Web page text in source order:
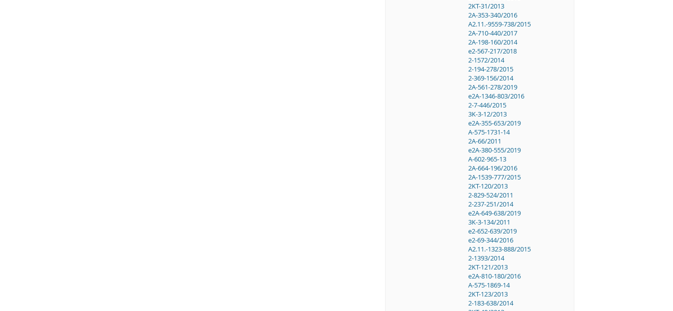
2KT-31/2013
2A-353-340/2016
A2.11.-9559-738/2015
2A-710-440/2017
2A-198-160/2014
e2-567-217/2018
2-1572/2014
2-194-278/2015
2-369-156/2014
2A-561-278/2019
e2A-1346-803/2016
2-7-446/2015
3K-3-12/2013
e2A-355-653/2019
A-575-1731-14
2A-66/2011
e2A-380-555/2019
A-602-965-13
2A-664-196/2016
2A-1539-777/2015
2KT-120/2013
2-829-524/2011
2-237-251/2014
e2A-649-638/2019
3K-3-134/2011
e2-652-639/2019
e2-69-344/2016
A2.11.-1323-888/2015
2-1393/2014
2KT-121/2013
e2A-810-180/2016
A-575-1869-14
2KT-123/2013
2-183-638/2014